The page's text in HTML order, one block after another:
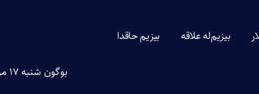
بیزیم‌له علاقه بیزیم حاقدا
بوگون شنبه ۱۷ مرداد ۱۴۰۵